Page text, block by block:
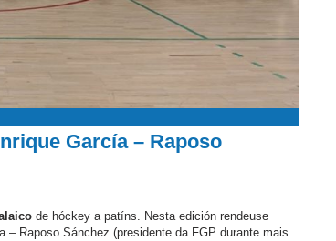
García – Raposo
de hóckey a patíns. Nesta edición rendeuse
Raposo Sánchez (presidente da FGP durante mais